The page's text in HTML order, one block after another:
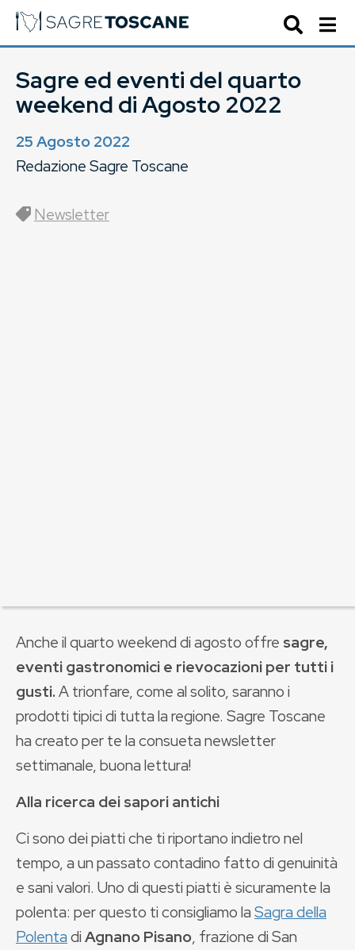
Sagre ed eventi del quarto
weekend di Agosto 2022
25 Agosto 2022
Redazione Sagre Toscane
Newsletter
Anche il quarto weekend di agosto offre sagre,
eventi gastronomici e rievocazioni per tutti i
gusti.A trionfare, come al solito, saranno i
prodotti tipici di tutta la regione. Sagre Toscane
ha creato per te la consueta newsletter
settimanale, buona lettura!
Alla ricerca dei sapori antichi
Ci sono dei piatti che ti riportano indietro nel
tempo, a un passato contadino fatto di genuinità
e sani valori. Uno di questi piatti è sicuramente la
polenta: per questo ti consigliamo laSagra della
PolentadiAgnano Pisano, frazione di San